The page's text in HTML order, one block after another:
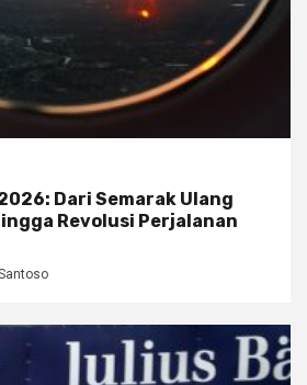
Dari Semarak Ulang
Revolusi Perjalanan